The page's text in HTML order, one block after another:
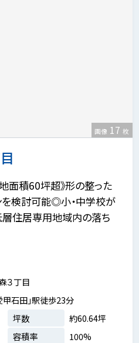
画像 17 枚
面積60坪超》形の整った
検討可能◎小・中学校が
住居専用地域内の落ち
３丁目
甲石田」駅徒歩23分
坪数
約60.64坪
容積率 100%